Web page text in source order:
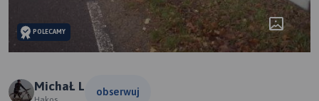
POLECAMY
MichaŁ L obserwuj